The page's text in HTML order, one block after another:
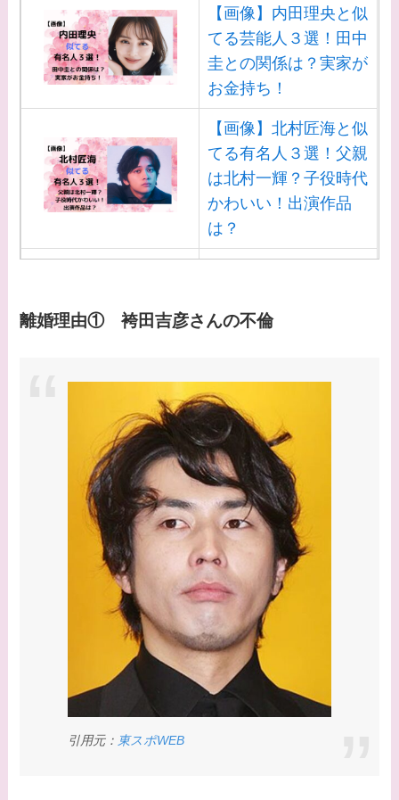
なに？子供は現在何し
てる？
【画像】野呂佳代と似
てる有名人３選！AKB
時代痩せていた？旦那
との馴れ初めは？
【画像】柴咲コウと似
てる女優３選！結婚し
て旦那がいる？北海道
【画像】中谷美紀と似
のきっかけ・効果は？
【画像】内田理央と似
てる芸能人３選！田中
圭との関係は？実家が
お金持ち！
【画像】北村匠海と似
てる有名人３選！父親
は北村一輝？子役時代
かわいい！出演作品
は？
郎との関係は？ジャニ
【画像】山田裕貴の家
系図・家族構成は？嫁
西野七瀬との馴れ初め
や現在の活動は？
【画像】平子理沙と似
てる有名人３選！ヒア
ルロン酸で顔が変わっ
た？村井克行との関係
は？
【画像】早乙女友貴と
島袋寛子の離婚理由は
なに？2人は現在何し
てる？
離婚理由① 袴田吉彦さんの不倫
引用元： 東スポWEB